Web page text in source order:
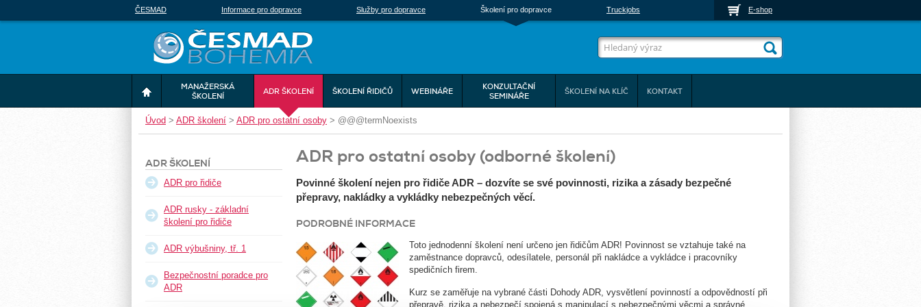
Úvod > ADR školení > ADR pro ostatní osoby > @@@termNoexists
ADR pro ostatní osoby (odborné školení)
Povinné školení nejen pro řidiče ADR – dozvíte se své povinnosti, rizika a zásady bezpečné
přepravy, nakládky a vykládky nebezpečných věcí.
PODROBNÉ INFORMACE
Toto jednodenní školení není určeno jen řidičům ADR! Povinnost se vztahuje také na
zaměstnance dopravců, odesílatele, personál při nakládce a vykládce i pracovníky
spedičních firem.
Kurz se zaměřuje na vybrané části Dohody ADR, vysvětlení povinností a odpovědností při
přepravě, rizika a nebezpečí spojená s manipulací s nebezpečnými věcmi a správné
ADR ŠKOLENÍ
ADR pro řidiče
ADR rusky - základní
školení pro řidiče
ADR výbušniny, tř. 1
Bezpečnostní poradce pro
ADR
MANAŽERSKÁ
ŠKOLENÍ
ADR ŠKOLENÍ ŠKOLENÍ ŘIDIČŮ WEBINÁŘE
KONZULTAČNÍ
SEMINÁŘE
ŠKOLENÍ NA KLÍČ KONTAKT
ČESMAD Informace pro dopravce Služby pro dopravce Školení pro dopravce Truckjobs E-shop